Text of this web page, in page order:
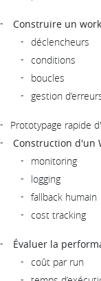
Construire un
déclencheurs
conditions
boucles
gestion
Prototypage rapide
Construction d'un
monitoring
logging
fallback humain
cost tracking
Évaluer la
coût par run